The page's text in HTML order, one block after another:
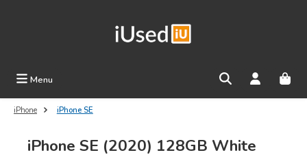
Menu
iPhone iPhone SE
iPhone SE (2020) 128GB White